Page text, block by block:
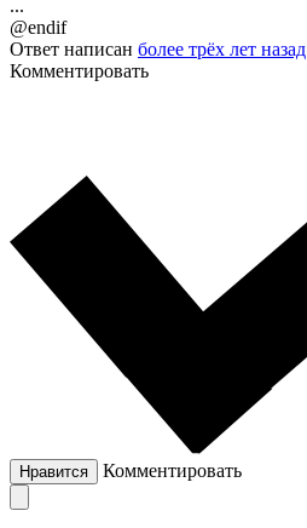
...
@endif
Ответ написан более трёх лет назад
Комментировать
Нравится Комментировать